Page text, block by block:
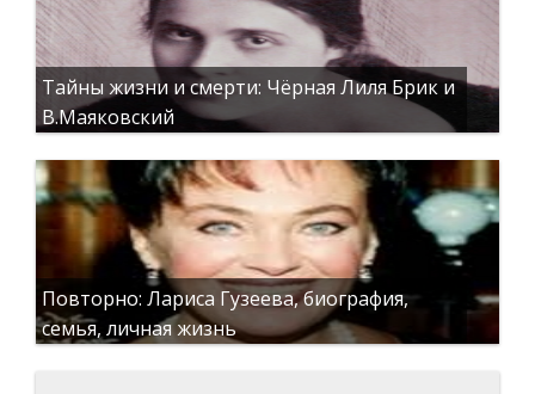
Тайны жизни и смерти: Чёрная Лиля Брик и
В.Маяковский
Повторно: Лариса Гузеева, биография,
семья, личная жизнь